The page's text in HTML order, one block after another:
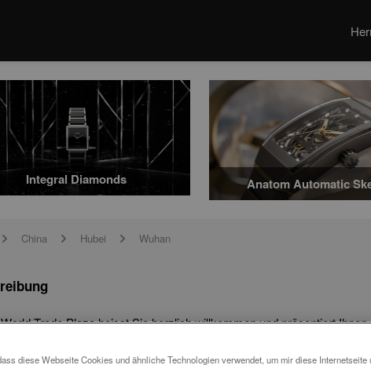
Integral Diamonds Anatom Automatic
arrow China arrow Hubei arrow Wuhan
Trade Plaza heisst Sie herzlich willkommen und präsentiert
diese Webseite Cookies und ähnliche Technologien verwendet, um mir diese